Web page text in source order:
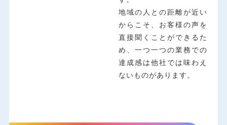
地域の人との距離が近い
からこそ、お客様の声を
直接聞くことができるた
め、一つ一つの業務での
達成感は他社では味わえ
ないものがあります。